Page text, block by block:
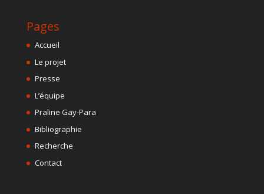
Pages
Accueil
Le projet
Presse
L’équipe
Praline Gay-Para
Bibliographie
Recherche
Contact